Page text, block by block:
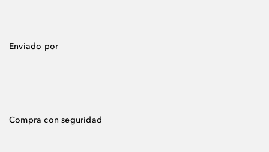
Enviado por
Compra con seguridad